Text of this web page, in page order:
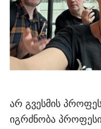
არ გვესმის
იგრძნობა